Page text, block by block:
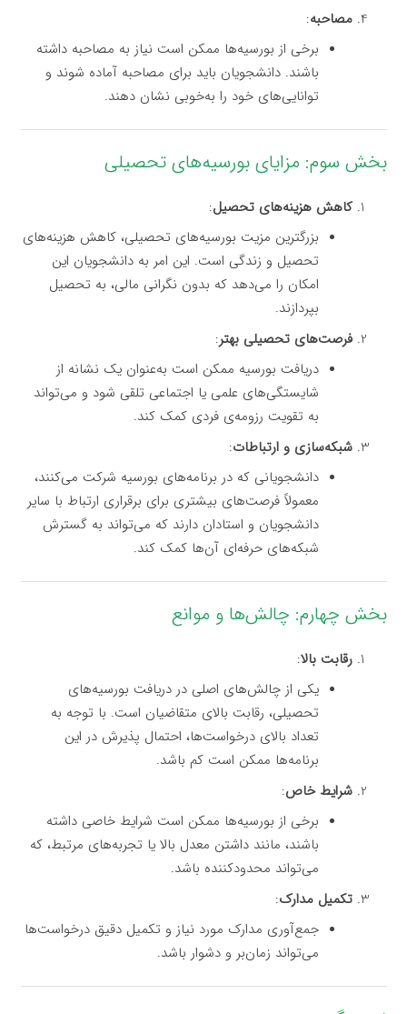
مصاحبه:
برخی از بورسیه‌ها ممکن است نیاز به مصاحبه داشته
باشند. دانشجویان باید برای مصاحبه آماده شوند و
توانایی‌های خود را به‌خوبی نشان دهند.
بخش سوم: مزایای بورسیه‌های تحصیلی
کاهش هزینه‌های تحصیل:
بزرگترین مزیت بورسیه‌های تحصیلی، کاهش هزینه‌های
تحصیل و زندگی است. این امر به دانشجویان این
امکان را می‌دهد که بدون نگرانی مالی، به تحصیل
بپردازند.
فرصت‌های تحصیلی بهتر:
دریافت بورسیه ممکن است به‌عنوان یک نشانه از
شایستگی‌های علمی یا اجتماعی تلقی شود و می‌تواند
به تقویت رزومه‌ی فردی کمک کند.
شبکه‌سازی و ارتباطات:
دانشجویانی که در برنامه‌های بورسیه شرکت می‌کنند،
معمولاً فرصت‌های بیشتری برای برقراری ارتباط با سایر
دانشجویان و استادان دارند که می‌تواند به گسترش
شبکه‌های حرفه‌ای آن‌ها کمک کند.
بخش چهارم: چالش‌ها و موانع
رقابت بالا:
یکی از چالش‌های اصلی در دریافت بورسیه‌های
تحصیلی، رقابت بالای متقاضیان است. با توجه به
تعداد بالای درخواست‌ها، احتمال پذیرش در این
برنامه‌ها ممکن است کم باشد.
شرایط خاص:
برخی از بورسیه‌ها ممکن است شرایط خاصی داشته
باشند، مانند داشتن معدل بالا یا تجربه‌های مرتبط، که
می‌تواند محدودکننده باشد.
تکمیل مدارک:
جمع‌آوری مدارک مورد نیاز و تکمیل دقیق درخواست‌ها
می‌تواند زمان‌بر و دشوار باشد.